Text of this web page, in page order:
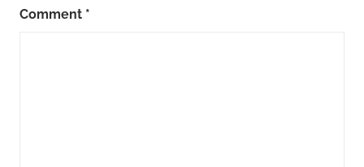
Comment *